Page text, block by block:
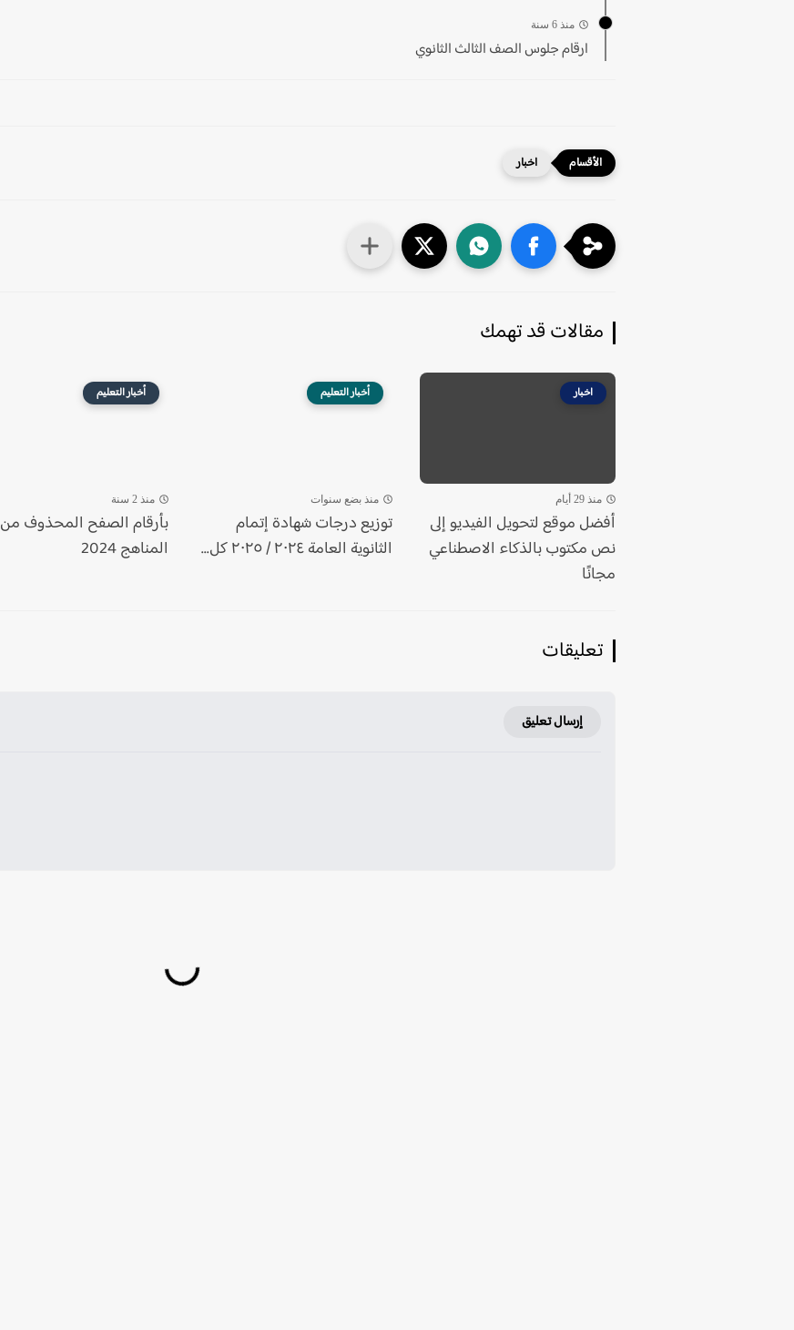
منذ 6 سنة
ارقام جلوس الصف الثالث الثانوي
اخبار
مقالات قد تهمك
اخبار
منذ 29 أيام
أفضل موقع لتحويل الفيديو إلى
نص مكتوب بالذكاء الاصطناعي
مجانًا
أخبار التعليم
منذ بضع سنوات
توزيع درجات شهادة إتمام
الثانوية العامة ٢٠٢٤ / ٢٠٢٥ كل...
أخبار التعليم
منذ 2 سنة
بأرقام الصفح المحذوف من
المناهج 2024
تعليقات
إرسال تعليق